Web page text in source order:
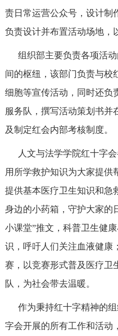
责日常运营公众号，设计制
负责设计并布置活动场地，
组织部主要负责各项活
间的枢纽，该部门负责与校
细胞等宣传活动，同时还负
服务队，撰写活动策划书并
及制定红会内部考核制度。
人文与法学学院红十字
用所学救护知识为大家提供
提供基本医疗卫生知识和急
身边的小药箱，守护大家的
小课堂”推文，科普卫生健
识，呼吁人们关注血液健康
赛，以竞赛形式普及医疗卫
队，为社会带去温暖。
作为秉持红十字精神的
字会开展的所有工作和活动